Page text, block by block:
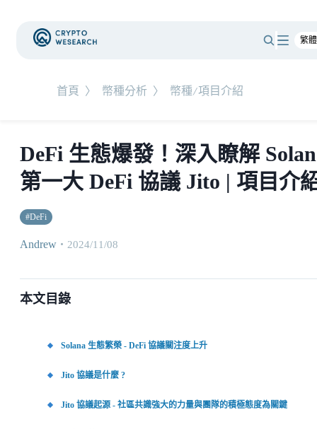
首頁 〉 幣種分析 〉 幣種/項目介紹
DeFi 生態爆發！深入瞭解
第一大 DeFi 協議 Jito | 項目介
#DeFi
Andrew ・ 2024/11/08
本文目錄
Solana 生態繁榮 - DeFi 協議關注度上升
Jito 協議是什麼 ?
Jito 協議起源 - 社區共識強大的力量與團隊的積極態度為關鍵